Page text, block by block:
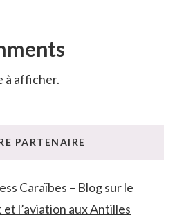
à afficher.
PARTENAIRE
Caraïbes – Blog sur le
l’aviation aux Antilles